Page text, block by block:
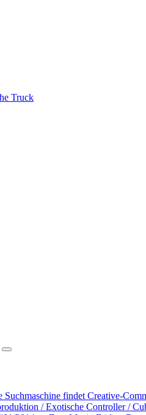
Truck
findet Creative-
/ Exotische Controller /